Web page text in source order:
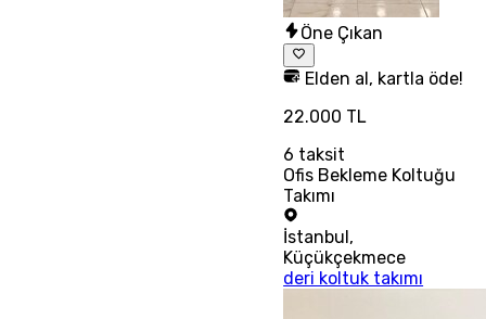
Öne Çıkan
Elden al, kartla öde!
22.000 TL
6 taksit
Ofis Bekleme Koltuğu
Takımı
İstanbul ,
Küçükçekmece
deri koltuk takımı